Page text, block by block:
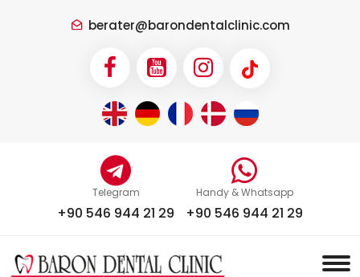
berater@barondentalclinic.com
Telegram
+90 546 944 21 29
Handy & Whatsapp
+90 546 944 21 29